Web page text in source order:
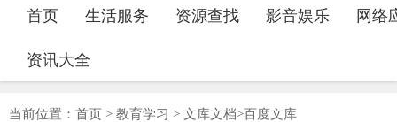
首页 生活服务 资源查找 影音娱乐 网络
资讯大全
当前位置： 首页 > 教育学习 > 文库文档>百度文库